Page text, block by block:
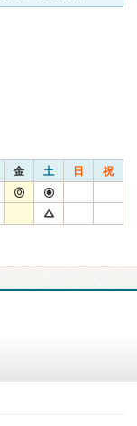
金 土 日 祝